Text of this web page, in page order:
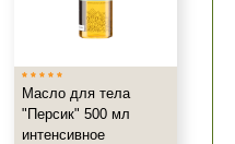
Масло для тела
"Персик" 500 мл
интенсивное